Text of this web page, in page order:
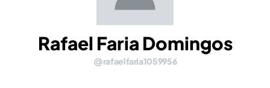
Rafael Faria Domingos
rafaelfaria1059956